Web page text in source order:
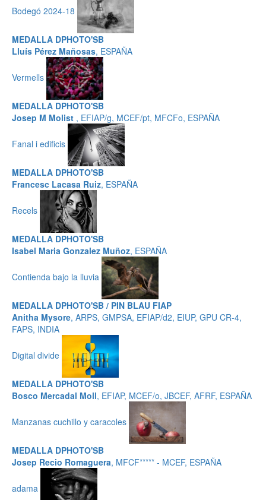
Bodegó 2024-18
MEDALLA DPHOTO'SB
Lluís Pérez Mañosas, ESPAÑA
Vermells
MEDALLA DPHOTO'SB
Josep M Molist , EFIAP/g, MCEF/pt, MFCFo, ESPAÑA
Fanal i edificis
MEDALLA DPHOTO'SB
Francesc Lacasa Ruiz, ESPAÑA
Recels
MEDALLA DPHOTO'SB
Isabel Maria Gonzalez Muñoz, ESPAÑA
Contienda bajo la lluvia
MEDALLA DPHOTO'SB / PIN BLAU FIAP
Anitha Mysore, ARPS, GMPSA, EFIAP/d2, EIUP, GPU CR-4,
FAPS, INDIA
Digital divide
MEDALLA DPHOTO'SB
Bosco Mercadal Moll, EFIAP, MCEF/o, JBCEF, AFRF, ESPAÑA
Manzanas cuchillo y caracoles
MEDALLA DPHOTO'SB
Josep Recio Romaguera, MFCF***** - MCEF, ESPAÑA
adama